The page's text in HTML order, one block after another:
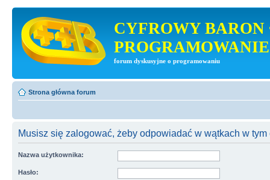
CYFROWY BARON
PROGRAMOWANIE
forum dyskusyjne o programowaniu
Strona główna forum
Musisz się zalogować, żeby odpowiadać w wątkach w tym
Nazwa użytkownika:
Hasło: